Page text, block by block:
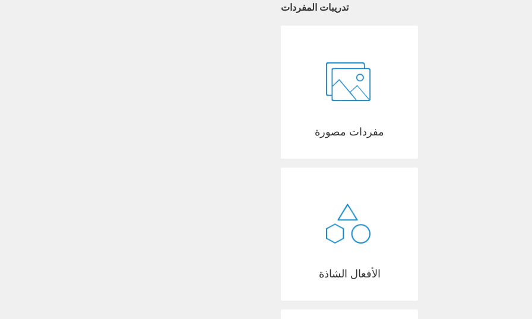
تدريبات المفردات
مفردات مصورة
الأفعال الشاذة